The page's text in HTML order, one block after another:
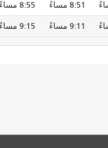
8:51 مساءً 8:55 مساءً
9:11 مساءً 9:15 مساءً